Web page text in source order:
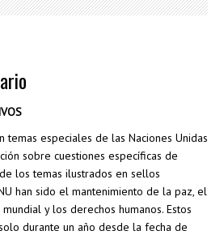
temas especiales de las Naciones Unidas
sobre cuestiones específicas de
los temas ilustrados en sellos
han sido el mantenimiento de la paz, el
y los derechos humanos. Estos
durante un año desde la fecha de